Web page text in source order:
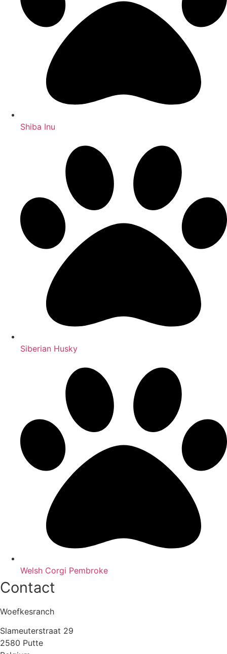
Shiba Inu
Siberian Husky
Welsh Corgi Pembroke
Contact
Woefkesranch
Slameuterstraat 29
2580 Putte